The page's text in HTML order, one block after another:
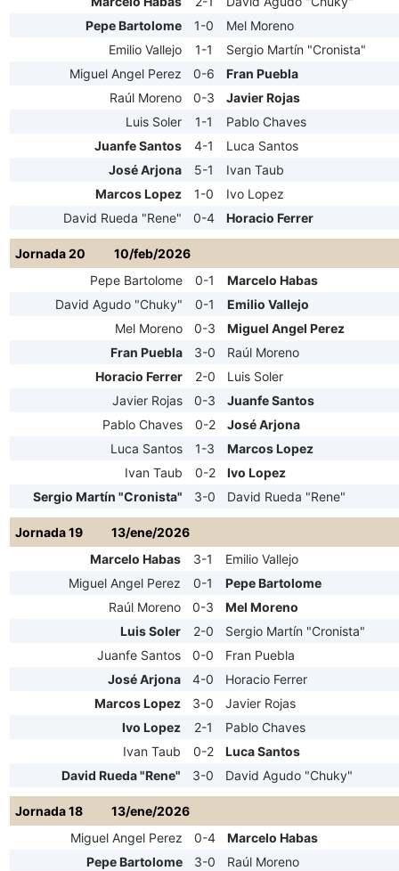
Pepe Bartolome
1-0
Mel Moreno
Emilio Vallejo
1-1
Sergio Martín "Cronista"
Miguel Angel Perez
0-6
Fran Puebla
Raúl Moreno
0-3
Javier Rojas
Luis Soler
1-1
Pablo Chaves
Juanfe Santos
4-1
Luca Santos
José Arjona
5-1
Ivan Taub
Marcos Lopez
1-0
Ivo Lopez
David Rueda "Rene"
0-4 Horacio Ferrer
Jornada 20
10/feb/2026
Pepe Bartolome
0-1
Marcelo Habas
David Agudo "Chuky"
0-1
Emilio Vallejo
Mel Moreno
0-3
Miguel Angel Perez
Fran Puebla
3-0
Raúl Moreno
Horacio Ferrer
2-0
Luis Soler
Javier Rojas
0-3
Juanfe Santos
Pablo Chaves
0-2
José Arjona
Luca Santos
1-3
Marcos Lopez
Ivan Taub
0-2
Ivo Lopez
Sergio Martín "Cronista"
3-0 David Rueda "Rene"
Jornada 19
13/ene/2026
Marcelo Habas
3-1
Emilio Vallejo
Miguel Angel Perez
0-1
Pepe Bartolome
Raúl Moreno
0-3
Mel Moreno
Luis Soler
2-0
Sergio Martín "Cronista"
Juanfe Santos
0-0
Fran Puebla
José Arjona
4-0
Horacio Ferrer
Marcos Lopez
3-0
Javier Rojas
Ivo Lopez
2-1
Pablo Chaves
Ivan Taub
0-2
Luca Santos
David Rueda "Rene"
3-0 David Agudo "Chuky"
Jornada 18
13/ene/2026
Miguel Angel Perez
0-4
Marcelo Habas
Pepe Bartolome
3-0
Raúl Moreno